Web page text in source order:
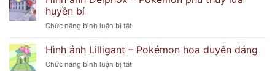
đoán
Popplio
Pokémon
cẩu
nghịch
huyền bí
Chức năng bình luận bị tắtở
ảnh
Delphox
–
Hình ảnh Lilligant – Pokémon hoa duyên dáng
Chức năng bình luận bị tắtở